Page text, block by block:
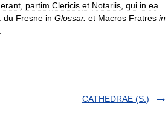
erant partim Clericis et Notariis qui in ea
du Fresne in Glossar. et Macros Fratres in
CATHEDRAE (S.)